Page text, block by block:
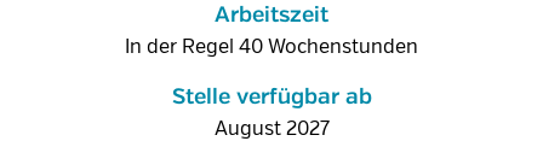
Arbeitszeit
In der Regel 40 Wochenstunden
Stelle verfügbar ab
August 2027